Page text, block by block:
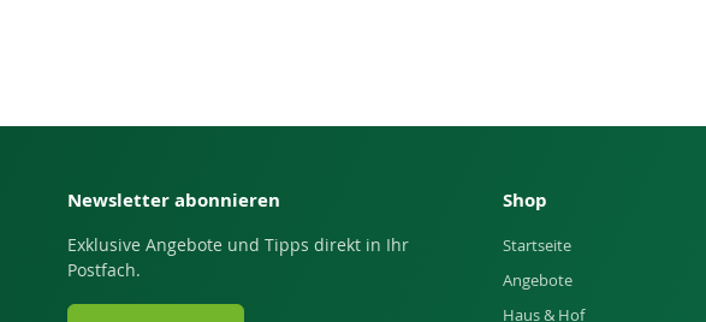
Newsletter abonnieren
Exklusive Angebote und Tipps direkt in Ihr
Postfach.
Shop
Startseite
Angebote
Haus & Hof